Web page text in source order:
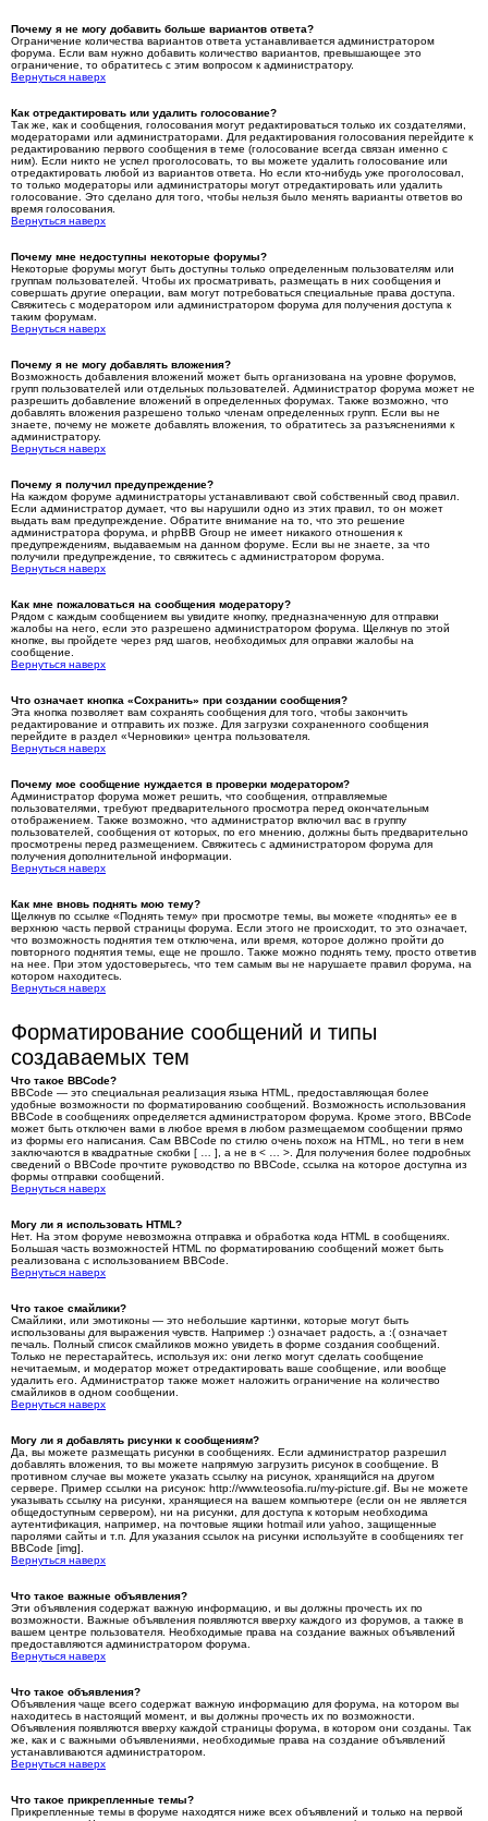
Почему я не могу добавить больше вариантов ответа?
Ограничение количества вариантов ответа устанавливается администратором
форума. Если вам нужно добавить количество вариантов, превышающее это
ограничение, то обратитесь с этим вопросом к администратору.
Вернуться наверх
Как отредактировать или удалить голосование?
Так же, как и сообщения, голосования могут редактироваться только их создателями,
модераторами или администраторами. Для редактирования голосования перейдите к
редактированию первого сообщения в теме (голосование всегда связан именно с
ним). Если никто не успел проголосовать, то вы можете удалить голосование или
отредактировать любой из вариантов ответа. Но если кто-нибудь уже проголосовал,
то только модераторы или администраторы могут отредактировать или удалить
голосование. Это сделано для того, чтобы нельзя было менять варианты ответов во
время голосования.
Вернуться наверх
Почему мне недоступны некоторые форумы?
Некоторые форумы могут быть доступны только определенным пользователям или
группам пользователей. Чтобы их просматривать, размещать в них сообщения и
совершать другие операции, вам могут потребоваться специальные права доступа.
Свяжитесь с модератором или администратором форума для получения доступа к
таким форумам.
Вернуться наверх
Почему я не могу добавлять вложения?
Возможность добавления вложений может быть организована на уровне форумов,
групп пользователей или отдельных пользователей. Администратор форума может не
разрешить добавление вложений в определенных форумах. Также возможно, что
добавлять вложения разрешено только членам определенных групп. Если вы не
знаете, почему не можете добавлять вложения, то обратитесь за разъяснениями к
администратору.
Вернуться наверх
Почему я получил предупреждение?
На каждом форуме администраторы устанавливают свой собственный свод правил.
Если администратор думает, что вы нарушили одно из этих правил, то он может
выдать вам предупреждение. Обратите внимание на то, что это решение
администратора форума, и phpBB Group не имеет никакого отношения к
предупреждениям, выдаваемым на данном форуме. Если вы не знаете, за что
получили предупреждение, то свяжитесь с администратором форума.
Вернуться наверх
Как мне пожаловаться на сообщения модератору?
Рядом с каждым сообщением вы увидите кнопку, предназначенную для отправки
жалобы на него, если это разрешено администратором форума. Щелкнув по этой
кнопке, вы пройдете через ряд шагов, необходимых для оправки жалобы на
сообщение.
Вернуться наверх
Что означает кнопка «Сохранить» при создании сообщения?
Эта кнопка позволяет вам сохранять сообщения для того, чтобы закончить
редактирование и отправить их позже. Для загрузки сохраненного сообщения
перейдите в раздел «Черновики» центра пользователя.
Вернуться наверх
Почему мое сообщение нуждается в проверки модератором?
Администратор форума может решить, что сообщения, отправляемые
пользователями, требуют предварительного просмотра перед окончательным
отображением. Также возможно, что администратор включил вас в группу
пользователей, сообщения от которых, по его мнению, должны быть предварительно
просмотрены перед размещением. Свяжитесь с администратором форума для
получения дополнительной информации.
Вернуться наверх
Как мне вновь поднять мою тему?
Щелкнув по ссылке «Поднять тему» при просмотре темы, вы можете «поднять» ее в
верхнюю часть первой страницы форума. Если этого не происходит, то это означает,
что возможность поднятия тем отключена, или время, которое должно пройти до
повторного поднятия темы, еще не прошло. Также можно поднять тему, просто ответив
на нее. При этом удостоверьтесь, что тем самым вы не нарушаете правил форума, на
котором находитесь.
Вернуться наверх
Форматирование сообщений и типы
создаваемых тем
Что такое BBCode?
BBCode — это специальная реализация языка HTML, предоставляющая более
удобные возможности по форматированию сообщений. Возможность использования
BBCode в сообщениях определяется администратором форума. Кроме этого, BBCode
может быть отключен вами в любое время в любом размещаемом сообщении прямо
из формы его написания. Сам BBCode по стилю очень похож на HTML, но теги в нем
заключаются в квадратные скобки [ … ], а не в < … >. Для получения более подробных
сведений о BBCode прочтите руководство по BBCode, ссылка на которое доступна из
формы отправки сообщений.
Вернуться наверх
Могу ли я использовать HTML?
Нет. На этом форуме невозможна отправка и обработка кода HTML в сообщениях.
Большая часть возможностей HTML по форматированию сообщений может быть
реализована с использованием BBCode.
Вернуться наверх
Что такое смайлики?
Смайлики, или эмотиконы — это небольшие картинки, которые могут быть
использованы для выражения чувств. Например :) означает радость, а :( означает
печаль. Полный список смайликов можно увидеть в форме создания сообщений.
Только не перестарайтесь, используя их: они легко могут сделать сообщение
нечитаемым, и модератор может отредактировать ваше сообщение, или вообще
удалить его. Администратор также может наложить ограничение на количество
смайликов в одном сообщении.
Вернуться наверх
Могу ли я добавлять рисунки к сообщениям?
Да, вы можете размещать рисунки в сообщениях. Если администратор разрешил
добавлять вложения, то вы можете напрямую загрузить рисунок в сообщение. В
противном случае вы можете указать ссылку на рисунок, хранящийся на другом
сервере. Пример ссылки на рисунок: http://www.teosofia.ru/my-picture.gif. Вы не можете
указывать ссылку на рисунки, хранящиеся на вашем компьютере (если он не является
общедоступным сервером), ни на рисунки, для доступа к которым необходима
аутентификация, например, на почтовые ящики hotmail или yahoo, защищенные
паролями сайты и т.п. Для указания ссылок на рисунки используйте в сообщениях тег
BBCode [img].
Вернуться наверх
Что такое важные объявления?
Эти объявления содержат важную информацию, и вы должны прочесть их по
возможности. Важные объявления появляются вверху каждого из форумов, а также в
вашем центре пользователя. Необходимые права на создание важных объявлений
предоставляются администратором форума.
Вернуться наверх
Что такое объявления?
Объявления чаще всего содержат важную информацию для форума, на котором вы
находитесь в настоящий момент, и вы должны прочесть их по возможности.
Объявления появляются вверху каждой страницы форума, в котором они созданы. Так
же, как и с важными объявлениями, необходимые права на создание объявлений
устанавливаются администратором.
Вернуться наверх
Что такое прикрепленные темы?
Прикрепленные темы в форуме находятся ниже всех объявлений и только на первой